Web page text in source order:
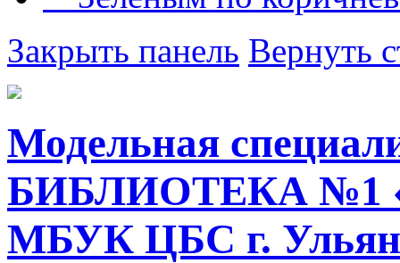
Закрыть панель Вернуть
Модельная
БИБЛИОТЕКА №1
МБУК ЦБС г.